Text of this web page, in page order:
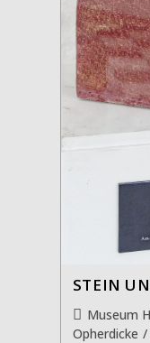
STEIN
Beitrags-
Kategorie:
Museum
Opherdicke /